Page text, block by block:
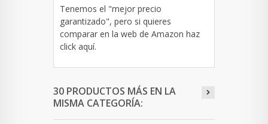
Tenemos el "mejor precio
garantizado", pero si quieres
comparar en la web de Amazon haz
click aquí.
30 PRODUCTOS MÁS EN LA
MISMA CATEGORÍA: